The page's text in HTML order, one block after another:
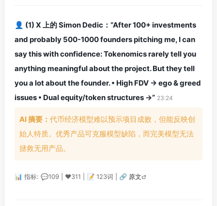
👤 (1) X 上的 Simon Dedic：“After 100+ investments
and probably 500-1000 founders pitching me, I can
say this with confidence: Tokenomics rarely tell you
anything meaningful about the project. But they tell
you a lot about the founder. • High FDV → ego & greed
issues • Dual equity/token structures →” 23:24
AI 摘要： 代币经济模型难以预示项目成败，但能反映创
始人特质。优秀产品可克服模型缺陷，而完美模型无法
拯救无用产品。
📊 指标: 💬109 | ❤️311 | 📝 123词 | 🔗 原文